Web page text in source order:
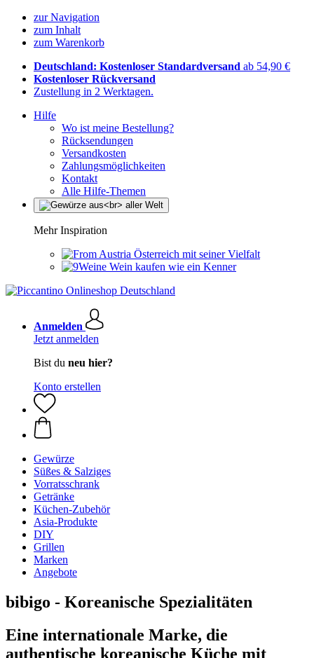
zur Navigation
zum Inhalt
zum Warenkorb
Deutschland: Kostenloser Standardversand ab 54,90 €
Kostenloser Rückversand
Zustellung in 2 Werktagen.
Hilfe
Wo ist meine Bestellung?
Rücksendungen
Versandkosten
Zahlungsmöglichkeiten
Kontakt
Alle Hilfe-Themen
Mehr Inspiration
Österreich mit seiner Vielfalt
Wein kaufen wie ein Kenner
Anmelden
Jetzt anmelden
Bist du neu hier?
Konto erstellen
Gewürze
Süßes & Salziges
Vorratsschrank
Getränke
Küchen-Zubehör
Asia-Produkte
DIY
Grillen
Marken
Angebote
bibigo - Koreanische Spezialitäten
Eine internationale Marke, die
authentische koreanische Küche mit